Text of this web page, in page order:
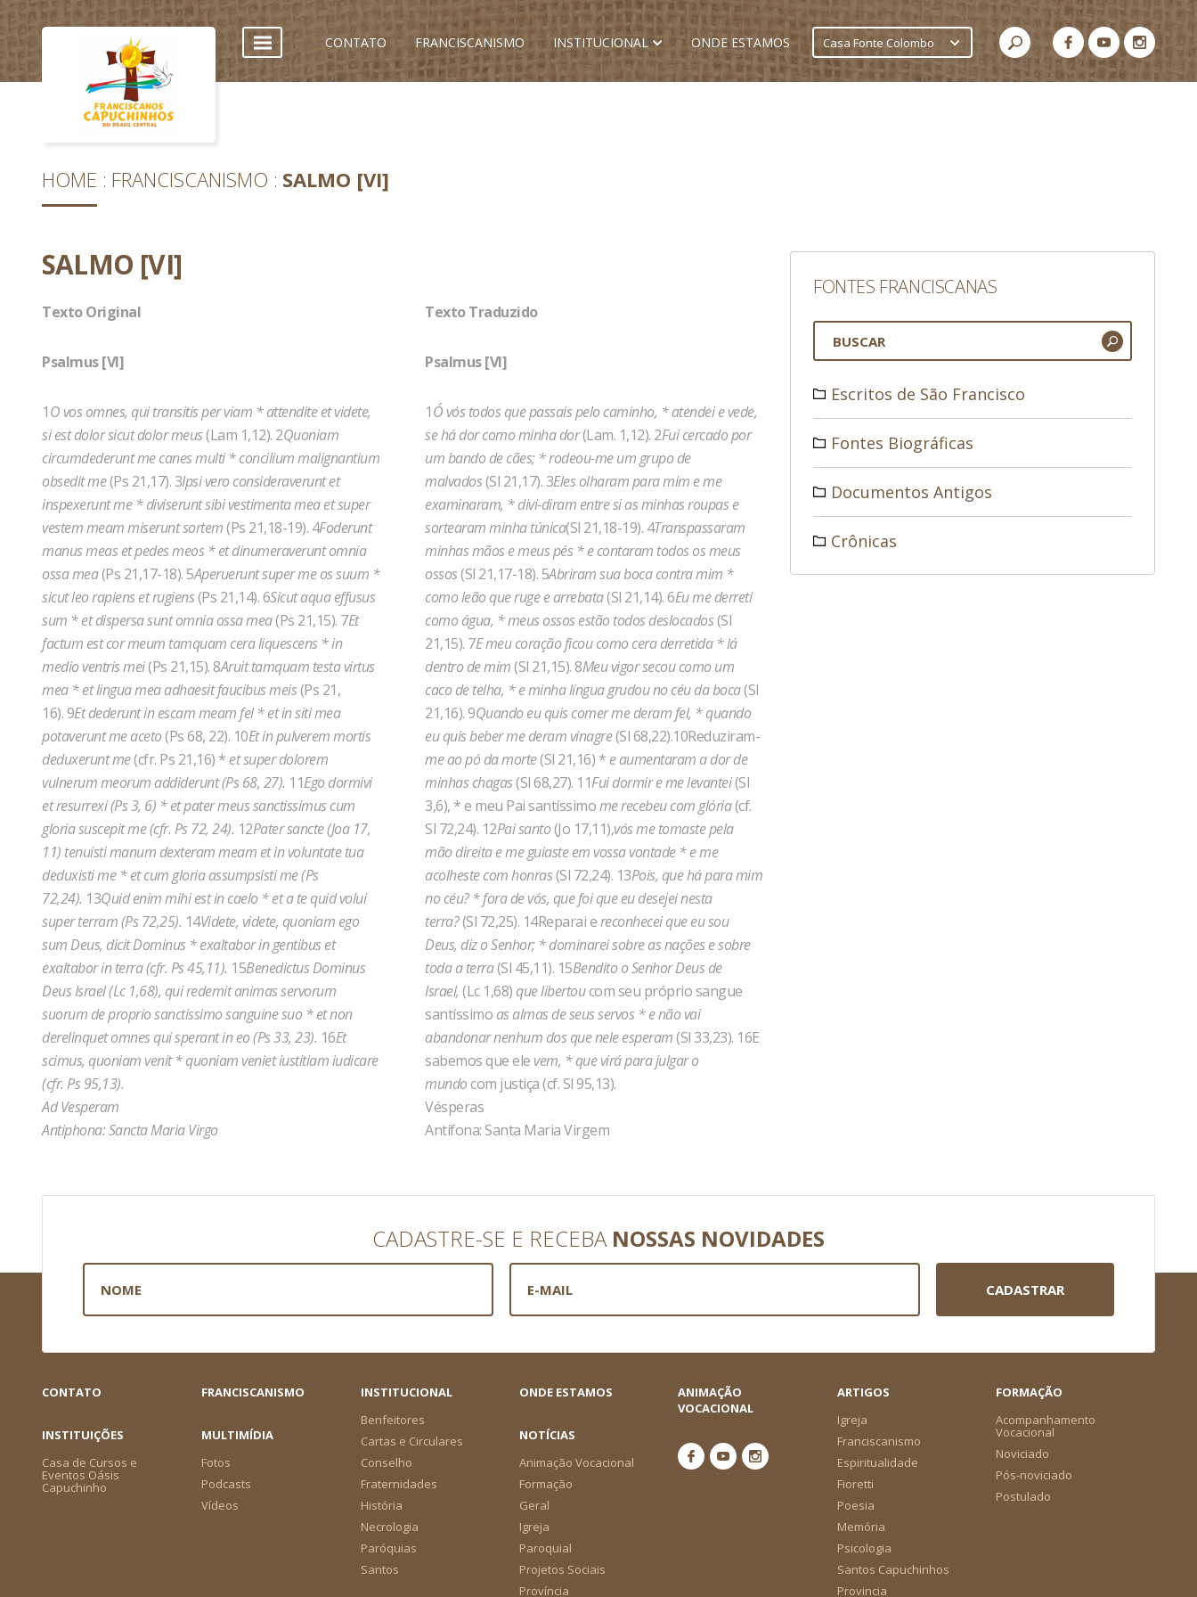
CONTATO FRANCISCANISMO INSTITUCIONAL ONDE ESTAMOS Casa Fonte Colombo
HOME FRANCISCANISMO SALMO [VI]
SALMO [VI]
Texto Original
Psalmus [VI]
1O vos omnes, qui transitis per viam * attendite et videte,
si est dolor sicut dolor meus(Lam 1,12). 2Quoniam
circumdederunt me canes multi * concilium malignantium
obsedit me(Ps 21,17). 3Ipsi vero consideraverunt et
inspexerunt me * diviserunt sibi vestimenta mea et super
vestem meam miserunt sortem(Ps 21,18-19). 4Foderunt
manus meas et pedes meos * et dinumeraverunt omnia
ossa mea(Ps 21,17-18). 5Aperuerunt super me os suum *
sicut leo rapiens et rugiens(Ps 21,14). 6Sicut aqua effusus
sum * et dispersa sunt omnia ossa mea(Ps 21,15). 7Et
factum est cor meum tamquam cera liquescens * in
medio ventris mei(Ps 21,15). 8Aruit tamquam testa virtus
mea * et lingua mea adhaesit faucibus meis(Ps 21,
16). 9Et dederunt in escam meam fel * et in siti mea
potaverunt me aceto(Ps 68, 22). 10Et in pulverem mortis
deduxerunt me(cfr. Ps 21,16) * et super dolorem
vulnerum meorum addiderunt (Ps 68, 27). 11Ego dormivi
et resurrexi (Ps 3, 6) * et pater meus sanctissimus cum
gloria suscepit me (cfr. Ps 72, 24). 12Pater sancte (Joa 17,
11) tenuisti manum dexteram meam et in voluntate tua
deduxisti me * et cum gloria assumpsisti me (Ps
72,24). 13Quid enim mihi est in caelo * et a te quid volui
super terram (Ps 72,25). 14Videte, videte, quoniam ego
sum Deus, dicit Dominus * exaltabor in gentibus et
exaltabor in terra (cfr. Ps 45,11). 15Benedictus Dominus
Deus Israel (Lc 1,68), qui redemit animas servorum
suorum de proprio sanctissimo sanguine suo * et non
derelinquet omnes qui sperant in eo (Ps 33, 23). 16Et
scimus, quoniam venit * quoniam veniet iustitiam iudicare
(cfr. Ps 95,13).
Ad Vesperam
Antiphona: Sancta Maria Virgo
Texto Traduzido
Psalmus [VI]
1Ó vós todos que passais pelo caminho, * atendei e vede,
se há dor como minha dor(Lam. 1,12). 2Fui cercado por
um bando de cães; * rodeou-me um grupo de
malvados(Sl 21,17). 3Eles olharam para mim e me
examinaram, * divi-diram entre si as minhas roupas e
sortearam minha túnica(Sl 21,18-19). 4Transpassaram
minhas mãos e meus pés * e contaram todos os meus
ossos(Sl 21,17-18). 5Abriram sua boca contra mim *
como leão que ruge e arrebata(Sl 21,14). 6Eu me derreti
como água, * meus ossos estão todos deslocados(Sl
21,15). 7E meu coração ficou como cera derretida * lá
dentro de mim(Sl 21,15). 8Meu vigor secou como um
caco de telha, * e minha língua grudou no céu da boca(Sl
21,16). 9Quando eu quis comer me deram fel, * quando
eu quis beber me deram vinagre(Sl 68,22).10Reduziram-
me ao pó da morte(Sl 21,16) * e aumentaram a dor de
minhas chagas(Sl 68,27). 11Fui dormir e me levantei(Sl
3,6), * e meu Pai santíssimome recebeu com glória(cf.
Sl 72,24). 12Pai santo(Jo 17,11),vós me tomaste pela
mão direita e me guiaste em vossa vontade * e me
acolheste com honras(Sl 72,24). 13Pois, que há para mim
no céu? * fora de vós, que foi que eu desejei nesta
terra?(Sl 72,25). 14Reparai ereconhecei que eu sou
Deus, diz o Senhor; * dominarei sobre as nações e sobre
toda a terra(Sl 45,11). 15Bendito o Senhor Deus de
Israel, (Lc 1,68) que libertoucom seu próprio sangue
santíssimo as almas de seus servos * e não vai
abandonar nenhum dos que nele esperam(Sl 33,23). 16E
sabemos que ele vem, * que virá para julgar o
mundocom justiça (cf. Sl 95,13).
Vésperas
Antífona: Santa Maria Virgem
FONTES FRANCISCANAS
Escritos de São Francisco
Fontes Biográficas
Documentos Antigos
Crônicas
CADASTRE-SE E RECEBA NOSSAS NOVIDADES
CADASTRAR
CONTATO FRANCISCANISMO
INSTITUCIONAL
Benfeitores
Cartas e Circulares
Conselho
Fraternidades
História
Necrologia
Paróquias
Santos
ONDE ESTAMOS
ANIMAÇÃO
VOCACIONAL
ARTIGOS
Igreja
Franciscanismo
Espiritualidade
Fioretti
Poesia
Memória
Psicologia
Santos Capuchinhos
Provincia
FORMAÇÃO
Acompanhamento
Vocacional
Noviciado
Pós-noviciado
Postulado
INSTITUIÇÕES
Casa de Cursos e
Eventos Oásis
Capuchinho
MULTIMÍDIA
Fotos
Podcasts
Vídeos
NOTÍCIAS
Animação Vocacional
Formação
Geral
Igreja
Paroquial
Projetos Sociais
Província